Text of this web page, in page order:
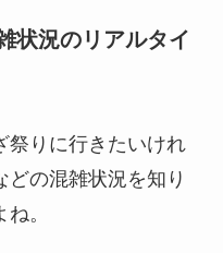
状況のリアルタイ
祭りに行きたいけれ
どの混雑状況を知り
。